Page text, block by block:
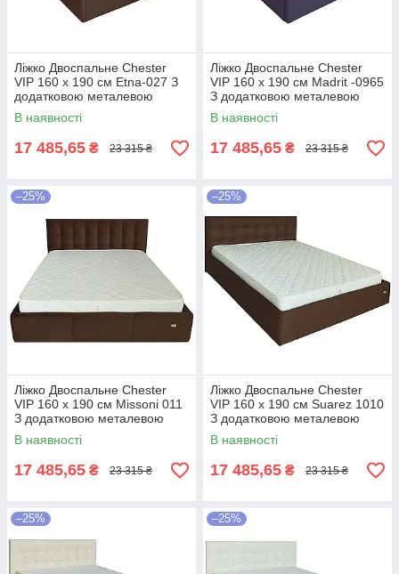
Ліжко Двоспальне Chester
VIP 160 х 190 см Etna-027 З
додатковою металевою
цільнозварною рамою
Коричневий
В наявності
17 485,65 ₴ 23 315 ₴
Ліжко Двоспальне Chester
VIP 160 х 190 см Madrit -0965
З додатковою металевою
цільнозварною рамою
Фіолетовий
В наявності
17 485,65 ₴ 23 315 ₴
–25%
Ліжко Двоспальне Chester
VIP 160 х 190 см Missoni 011
З додатковою металевою
цільнозварною рамою
Темно-коричневий
В наявності
17 485,65 ₴ 23 315 ₴
–25%
Ліжко Двоспальне Chester
VIP 160 х 190 см Suarez 1010
З додатковою металевою
цільнозварною рамою
Коричневий
В наявності
17 485,65 ₴ 23 315 ₴
–25% –25%